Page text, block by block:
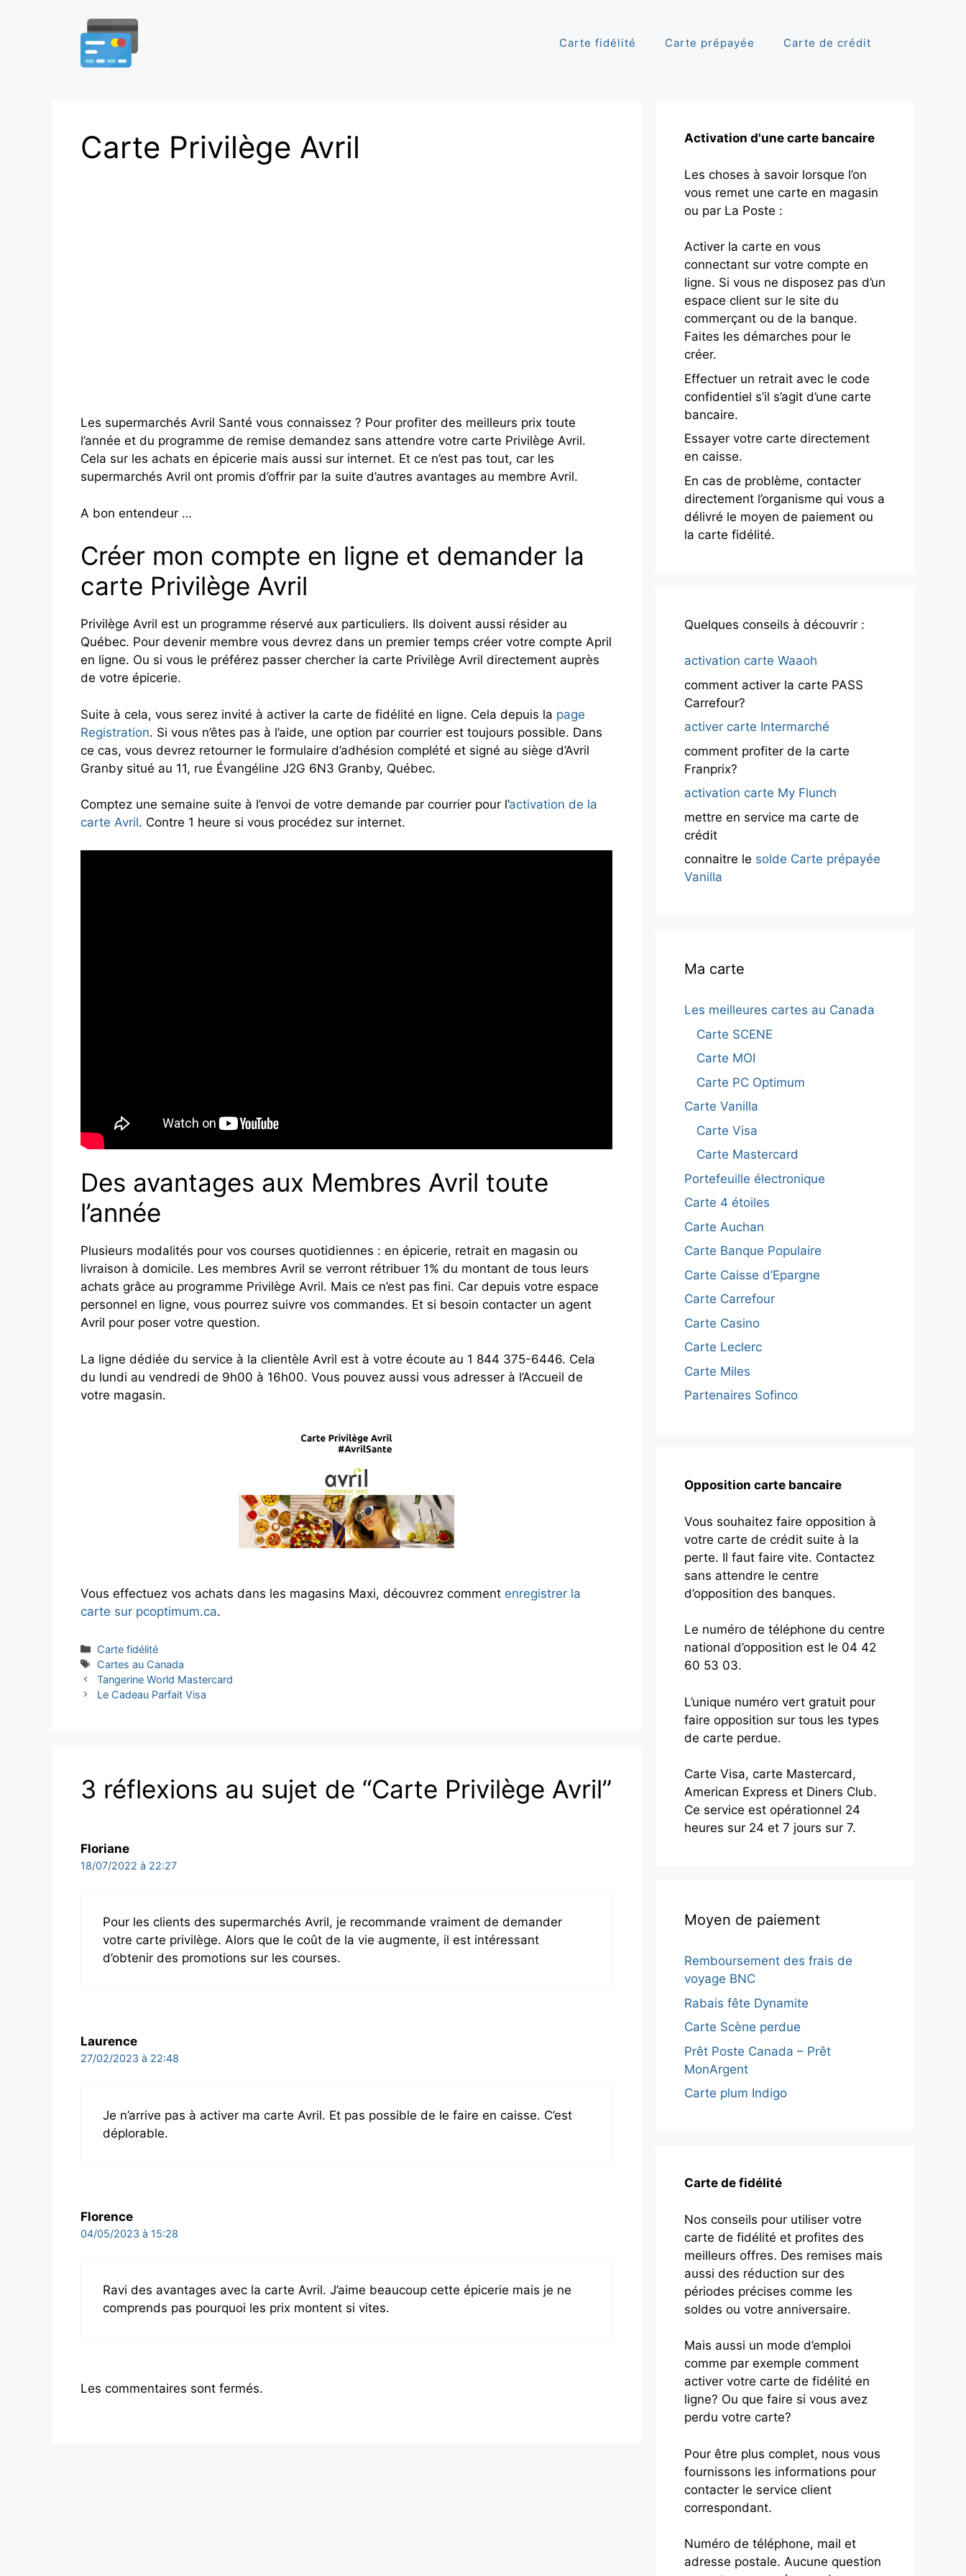
Carte fidélité Carte prépayée Carte de crédit
Carte Privilège Avril
Les supermarchés Avril Santé vous connaissez ? Pour profiter des meilleurs prix toute
l’année et du programme de remise demandez sans attendre votre carte Privilège Avril.
Cela sur les achats en épicerie mais aussi sur internet. Et ce n’est pas tout, car les
supermarchés Avril ont promis d’offrir par la suite d’autres avantages au membre Avril.
A bon entendeur …
Créer mon compte en ligne et demander la
carte Privilège Avril
Privilège Avril est un programme réservé aux particuliers. Ils doivent aussi résider au
Québec. Pour devenir membre vous devrez dans un premier temps créer votre compte April
en ligne. Ou si vous le préférez passer chercher la carte Privilège Avril directement auprès
de votre épicerie.
Suite à cela, vous serez invité à activer la carte de fidélité en ligne. Cela depuis la page
Registration. Si vous n’êtes pas à l’aide, une option par courrier est toujours possible. Dans
ce cas, vous devrez retourner le formulaire d’adhésion complété et signé au siège d’Avril
Granby situé au 11, rue Évangéline J2G 6N3 Granby, Québec.
Comptez une semaine suite à l’envoi de votre demande par courrier pour l’activation de la
carte Avril. Contre 1 heure si vous procédez sur internet.
Des avantages aux Membres Avril toute
l’année
Plusieurs modalités pour vos courses quotidiennes : en épicerie, retrait en magasin ou
livraison à domicile. Les membres Avril se verront rétribuer 1% du montant de tous leurs
achats grâce au programme Privilège Avril. Mais ce n’est pas fini. Car depuis votre espace
personnel en ligne, vous pourrez suivre vos commandes. Et si besoin contacter un agent
Avril pour poser votre question.
La ligne dédiée du service à la clientèle Avril est à votre écoute au 1 844 375-6446. Cela
du lundi au vendredi de 9h00 à 16h00. Vous pouvez aussi vous adresser à l’Accueil de
votre magasin.
Vous effectuez vos achats dans les magasins Maxi, découvrez comment enregistrer la
carte sur pcoptimum.ca.
Catégories
Carte fidélité
Étiquettes
Cartes au Canada
Tangerine World Mastercard
Le Cadeau Parfait Visa
3 réflexions au sujet de “Carte Privilège Avril”
Floriane
18/07/2022 à 22:27
Pour les clients des supermarchés Avril, je recommande vraiment de demander
votre carte privilège. Alors que le coût de la vie augmente, il est intéressant
d’obtenir des promotions sur les courses.
Laurence
27/02/2023 à 22:48
Je n’arrive pas à activer ma carte Avril. Et pas possible de le faire en caisse. C’est
déplorable.
Florence
04/05/2023 à 15:28
Ravi des avantages avec la carte Avril. J’aime beaucoup cette épicerie mais je ne
comprends pas pourquoi les prix montent si vites.
Les commentaires sont fermés.
Activation d'une carte bancaire
Les choses à savoir lorsque l’on
vous remet une carte en magasin
ou par La Poste :
Activer la carte en vous
connectant sur votre compte en
ligne. Si vous ne disposez pas d’un
espace client sur le site du
commerçant ou de la banque.
Faites les démarches pour le
créer.
Effectuer un retrait avec le code
confidentiel s’il s’agit d’une carte
bancaire.
Essayer votre carte directement
en caisse.
En cas de problème, contacter
directement l’organisme qui vous a
délivré le moyen de paiement ou
la carte fidélité.
Quelques conseils à découvrir :
activation carte Waaoh
comment activer la carte PASS
Carrefour?
activer carte Intermarché
comment profiter de la carte
Franprix?
activation carte My Flunch
mettre en service ma carte de
crédit
connaitre le solde Carte prépayée
Vanilla
Ma carte
Les meilleures cartes au Canada
Carte SCENE
Carte MOI
Carte PC Optimum
Carte Vanilla
Carte Visa
Carte Mastercard
Portefeuille électronique
Carte 4 étoiles
Carte Auchan
Carte Banque Populaire
Carte Caisse d’Epargne
Carte Carrefour
Carte Casino
Carte Leclerc
Carte Miles
Partenaires Sofinco
Opposition carte bancaire
Vous souhaitez faire opposition à
votre carte de crédit suite à la
perte. Il faut faire vite. Contactez
sans attendre le centre
d’opposition des banques.
Le numéro de téléphone du centre
national d’opposition est le 04 42
60 53 03.
L’unique numéro vert gratuit pour
faire opposition sur tous les types
de carte perdue.
Carte Visa, carte Mastercard,
American Express et Diners Club.
Ce service est opérationnel 24
heures sur 24 et 7 jours sur 7.
Moyen de paiement
Remboursement des frais de
voyage BNC
Rabais fête Dynamite
Carte Scène perdue
Prêt Poste Canada – Prêt
MonArgent
Carte plum Indigo
Carte de fidélité
Nos conseils pour utiliser votre
carte de fidélité et profites des
meilleurs offres. Des remises mais
aussi des réduction sur des
périodes précises comme les
soldes ou votre anniversaire.
Mais aussi un mode d’emploi
comme par exemple comment
activer votre carte de fidélité en
ligne? Ou que faire si vous avez
perdu votre carte?
Pour être plus complet, nous vous
fournissons les informations pour
contacter le service client
correspondant.
Numéro de téléphone, mail et
adresse postale. Aucune question